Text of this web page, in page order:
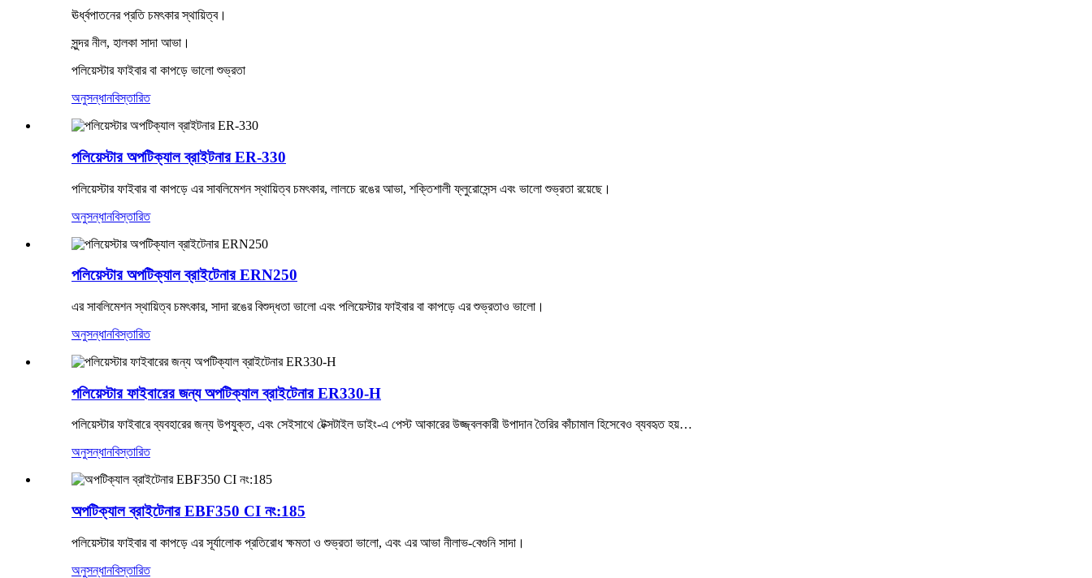
ঊর্ধ্বপাতনের প্রতি চমৎকার স্থায়িত্ব।
সুন্দর নীল, হালকা সাদা আভা।
পলিয়েস্টার ফাইবার বা কাপড়ে ভালো শুভ্রতা
অনুসন্ধানবিস্তারিত
পলিয়েস্টার অপটিক্যাল ব্রাইটনার ER-330
পলিয়েস্টার ফাইবার বা কাপড়ে এর সাবলিমেশন স্থায়িত্ব চমৎকার, লালচে রঙের আভা, শক্তিশালী ফ্লুরোসেন্স এবং ভালো শুভ্রতা রয়েছে।
অনুসন্ধানবিস্তারিত
পলিয়েস্টার অপটিক্যাল ব্রাইটেনার ERN250
এর সাবলিমেশন স্থায়িত্ব চমৎকার, সাদা রঙের বিশুদ্ধতা ভালো এবং পলিয়েস্টার ফাইবার বা কাপড়ে এর শুভ্রতাও ভালো।
অনুসন্ধানবিস্তারিত
পলিয়েস্টার ফাইবারের জন্য অপটিক্যাল ব্রাইটেনার ER330-H
পলিয়েস্টার ফাইবারে ব্যবহারের জন্য উপযুক্ত, এবং সেইসাথে টেক্সটাইল ডাইং-এ পেস্ট আকারের উজ্জ্বলকারী উপাদান তৈরির কাঁচামাল হিসেবেও ব্যবহৃত হয়…
অনুসন্ধানবিস্তারিত
অপটিক্যাল ব্রাইটেনার EBF350 CI নং:185
পলিয়েস্টার ফাইবার বা কাপড়ে এর সূর্যালোক প্রতিরোধ ক্ষমতা ও শুভ্রতা ভালো, এবং এর আভা নীলাভ-বেগুনি সাদা।
অনুসন্ধানবিস্তারিত